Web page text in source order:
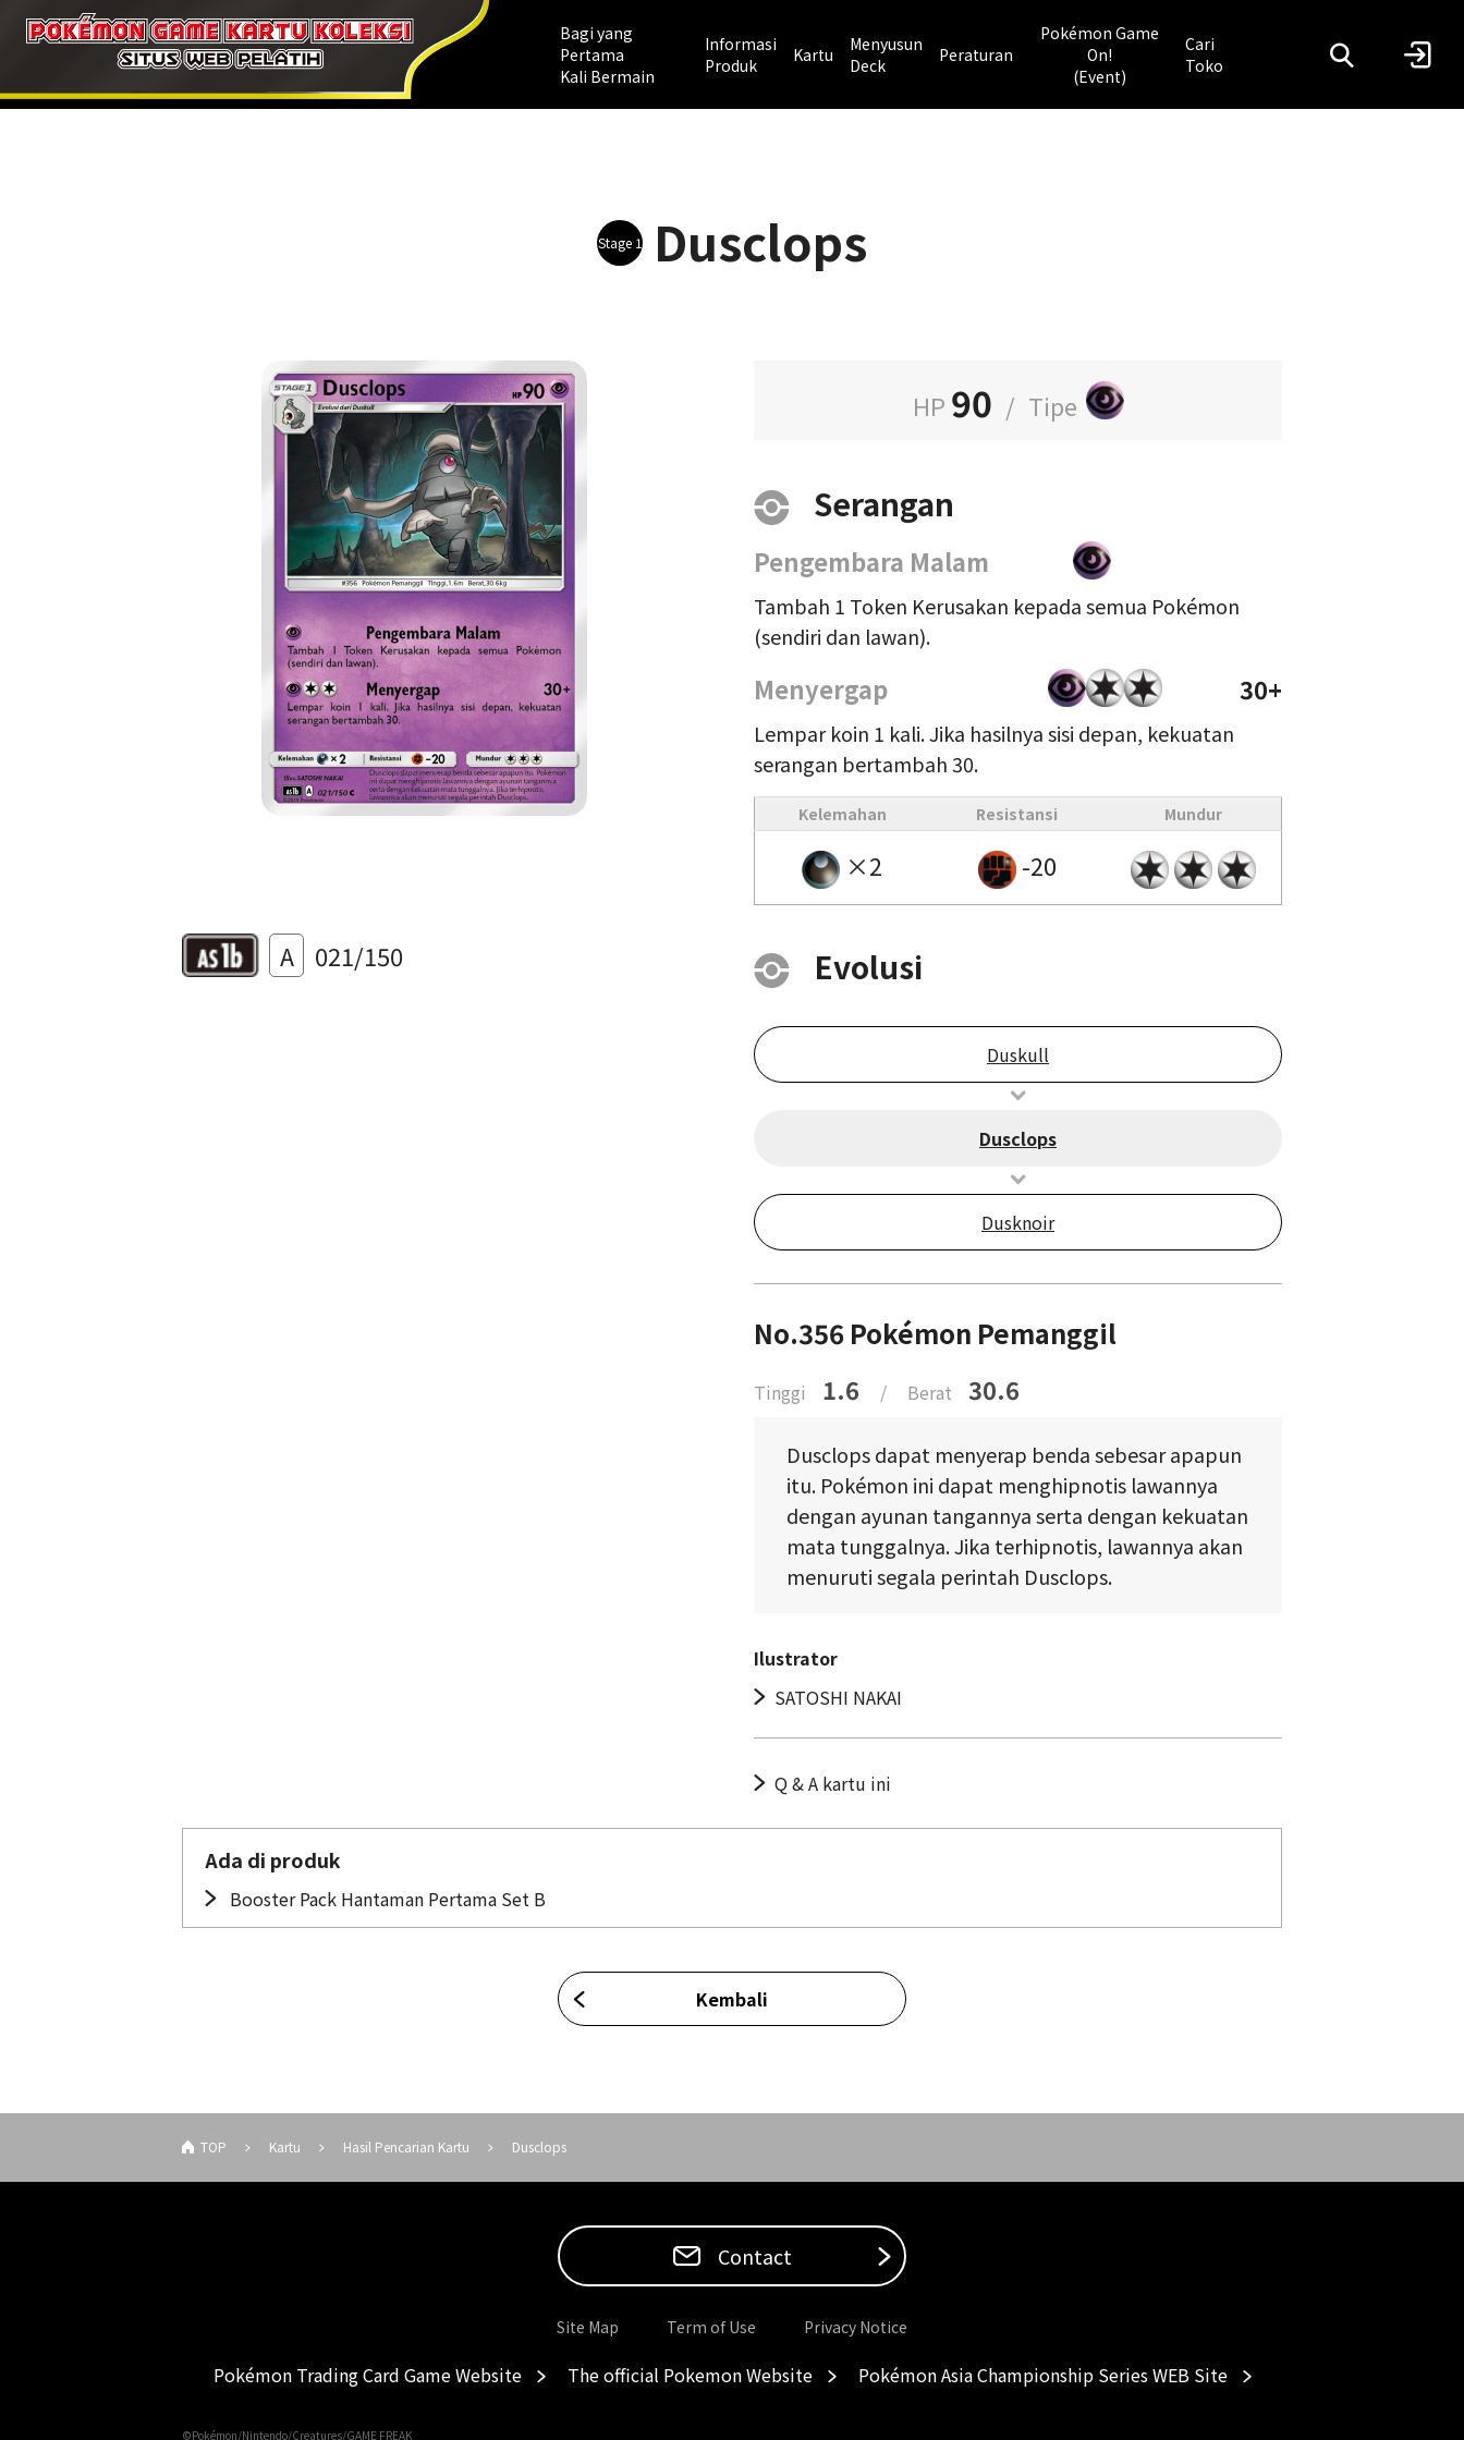
Bagi yang
Pertama
Kali Bermain
Informasi
Produk
Kartu
Menyusun
Deck
Peraturan
Pokémon Game
On!
(Event)
Cari
Toko
Stage 1 Dusclops
HP 90 / Tipe
Serangan
Pengembara Malam
Tambah 1 Token Kerusakan kepada semua Pokémon
(sendiri dan lawan).
Menyergap 30+
Lempar koin 1 kali. Jika hasilnya sisi depan, kekuatan
serangan bertambah 30.
Kelemahan Resistansi Mundur
×2 -20
A 021/150 Evolusi
Duskull
Dusclops
Dusknoir
No.356 Pokémon Pemanggil
Tinggi 1.6 / Berat 30.6
Dusclops dapat menyerap benda sebesar apapun
itu. Pokémon ini dapat menghipnotis lawannya
dengan ayunan tangannya serta dengan kekuatan
mata tunggalnya. Jika terhipnotis, lawannya akan
menuruti segala perintah Dusclops.
Ilustrator
SATOSHI NAKAI
Q & A kartu ini
Ada di produk
Booster Pack Hantaman Pertama Set B
Kembali
TOP Kartu Hasil Pencarian Kartu Dusclops
Contact
Site Map Term of Use Privacy Notice
Pokémon Trading Card Game Website The official Pokemon Website Pokémon Asia Championship Series WEB Site
©Pokémon/Nintendo/Creatures/GAME FREAK